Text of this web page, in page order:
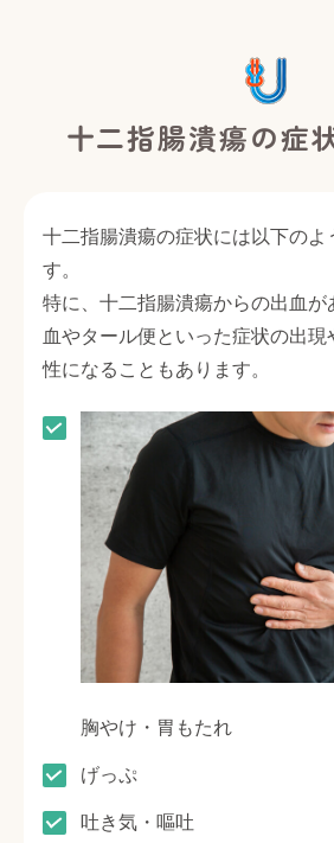
十二指腸潰瘍の症
十二指腸潰瘍の症状には以下のよ
す。
特に、十二指腸潰瘍からの出血が
血やタール便といった症状の出現
性になることもあります。
胸やけ・胃もたれ
げっぷ
吐き気・嘔吐